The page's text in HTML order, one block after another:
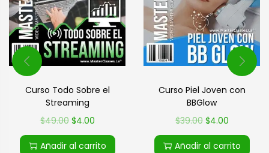
Curso Todo Sobre el
Streaming
$49.00 $4.00
Añadir al carrito
Curso Piel Joven con
BBGlow
$39.00 $4.00
Añadir al carrito